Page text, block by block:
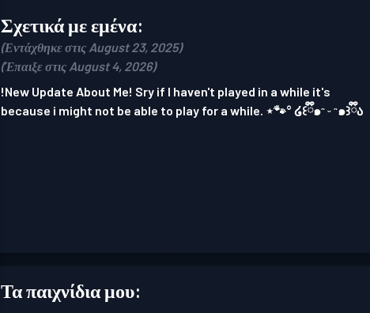
Σχετικά με εμένα:
(Εντάχθηκε στις August 23, 2025)
(Έπαιξε στις August 4, 2026)
!New Update About Me! Sry if I haven't played in a while it's
because i might not be able to play for a while. ⋆🐾° ໒꒰ྀི๑ᵔ ᵕ ᵔ๑꒱ྀིა
Τα παιχνίδια μου: